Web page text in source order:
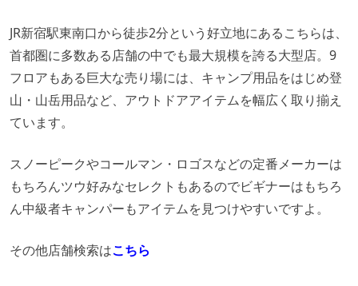
JR新宿駅東南口から徒歩2分という好立地にあるこちらは、
首都圏に多数ある店舗の中でも最大規模を誇る大型店。9
フロアもある巨大な売り場には、キャンプ用品をはじめ登
山・山岳用品など、アウトドアアイテムを幅広く取り揃え
ています。
スノーピークやコールマン・ロゴスなどの定番メーカーは
もちろんツウ好みなセレクトもあるのでビギナーはもちろ
ん中級者キャンパーもアイテムを見つけやすいですよ。
その他店舗検索はこちら